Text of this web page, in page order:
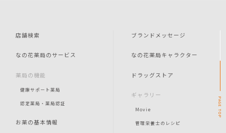
店舗検索
なの花薬局のサービス
薬局の機能
健康サポート薬局
認定薬局・薬局認証
お薬の基本情報
ブランドメッセージ
なの花薬局キャラクター
ドラッグストア
ギャラリー
Movie
管理栄養士のレシピ
PAGE
TOP